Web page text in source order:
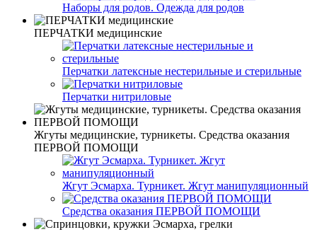
Наборы для родов. Одежда для родов
ПЕРЧАТКИ медицинские
Перчатки латексные нестерильные и стерильные
Перчатки нитриловые
Жгуты медицинские, турникеты. Средства оказания
ПЕРВОЙ ПОМОЩИ
Жгут Эсмарха. Турникет. Жгут манипуляционный
Средства оказания ПЕРВОЙ ПОМОЩИ